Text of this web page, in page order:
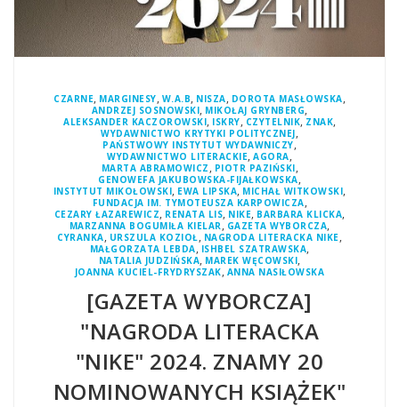
CZARNE, MARGINESY, W.A.B, NISZA, DOROTA MASŁOWSKA,
ANDRZEJ SOSNOWSKI, MIKOŁAJ GRYNBERG,
ALEKSANDER KACZOROWSKI, ISKRY,CZYTELNIK, ZNAK,
WYDAWNICTWO KRYTYKI POLITYCZNEJ,
PAŃSTWOWY INSTYTUT WYDAWNICZY,
WYDAWNICTWO LITERACKIE,AGORA,
MARTA ABRAMOWICZ , PIOTR PAZIŃSKI,
GENOWEFA JAKUBOWSKA-FIJAŁKOWSKA,
INSTYTUT MIKOŁOWSKI, EWA LIPSKA, MICHAŁ WITKOWSKI,
FUNDACJA IM. TYMOTEUSZA KARPOWICZA,
CEZARY ŁAZAREWICZ, RENATA LIS, NIKE, BARBARA KLICKA,
MARZANNA BOGUMIŁA KIELAR, GAZETA WYBORCZA,
CYRANKA, URSZULA KOZIOŁ, NAGRODA LITERACKA NIKE,
MAŁGORZATA LEBDA, ISHBEL SZATRAWSKA,
NATALIA JUDZIŃSKA, MAREK WĘCOWSKI,
JOANNA KUCIEL-FRYDRYSZAK, ANNA NASIŁOWSKA
[GAZETA WYBORCZA]
"NAGRODA LITERACKA
"NIKE" 2024. ZNAMY 20
NOMINOWANYCH KSIĄŻEK"